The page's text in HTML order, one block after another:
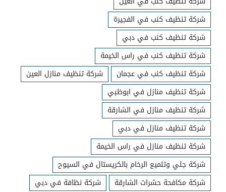
شركة تنظيف كنب في الفجيرة
شركة تنظيف كنب في دبي
شركة تنظيف كنب في راس الخيمة
شركة تنظيف كنب في عجمان
شركة تنظيف منازل العين
شركة تنظيف منازل في ابوظبي
شركة تنظيف منازل في الشارقة
شركة تنظيف منازل في دبي
شركة تنظيف منازل في راس الخيمة
شركة جلي وتلميع الرخام بالكريستال في السيوح
شركة مكافحة حشرات الشارقة
شركة نظافة في دبي